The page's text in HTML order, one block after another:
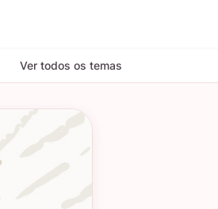
Ver todos os temas